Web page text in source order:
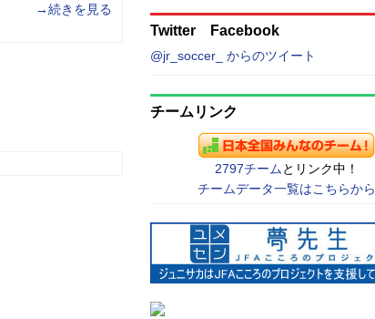
→続きを見る
Twitter Facebook
@jr_soccer_ からのツイート
チームリンク
2797チーム とリンク中！
チームデータ一覧はこちらから